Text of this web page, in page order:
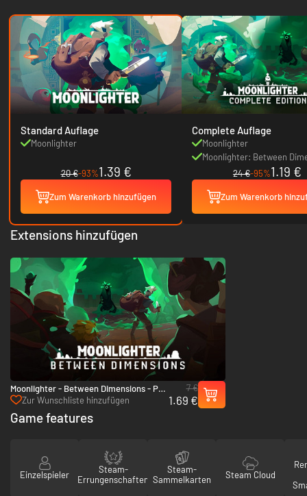
Standard Auflage
Moonlighter
20 €-93%1.39 €
Zum Warenkorb hinzufügen
Complete Auflage
Moonlighter
Moonlighter: Between
24 €-95%1.19 €
Zum Warenkorb
Extensions hinzufügen
Moonlighter - Between Dimensions - PC
& Mac (Steam)
Zur Wunschliste hinzufügen
7 €
1.69 €
Game features
Einzelspieler
Steam-
Errungenschaften
Steam-
Sammelkarten
Steam Cloud